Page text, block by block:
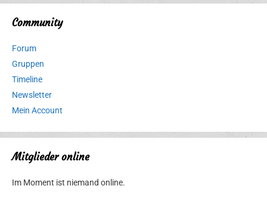
Community
Forum
Gruppen
Timeline
Newsletter
Mein Account
Mitglieder online
Im Moment ist niemand online.